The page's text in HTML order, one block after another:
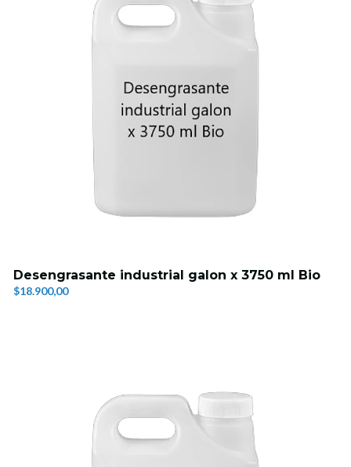
Desengrasante industrial galon x 3750 ml Bio
$18.900,00